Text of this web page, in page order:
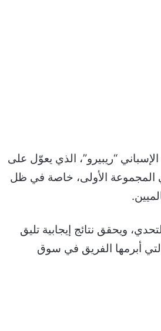
“ريبيرو”، الذي يعوّل على
المجموعة الأولى، خاصة في ظل
ويحقق نتائج إيجابية تليق
التي أبرمها الفريق في سوق